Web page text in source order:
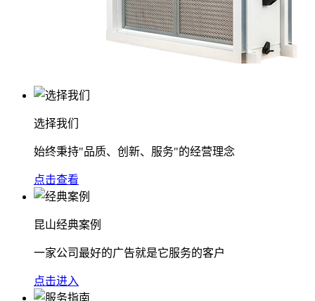
选择我们
始终秉持"品质、创新、服务"的经营理念
点击查看
昆山经典案例
一家公司最好的广告就是它服务的客户
点击进入